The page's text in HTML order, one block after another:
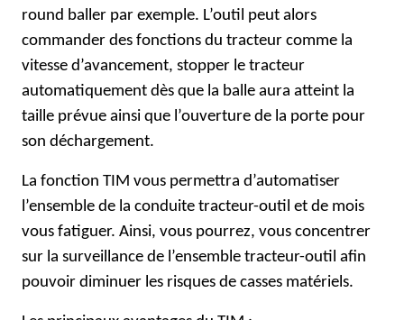
round baller par exemple. L’outil peut alors
commander des fonctions du tracteur comme la
vitesse d’avancement, stopper le tracteur
automatiquement dès que la balle aura atteint la
taille prévue ainsi que l’ouverture de la porte pour
son déchargement.
La fonction TIM vous permettra d’automatiser
l’ensemble de la conduite tracteur-outil et de mois
vous fatiguer. Ainsi, vous pourrez, vous concentrer
sur la surveillance de l’ensemble tracteur-outil afin
pouvoir diminuer les risques de casses matériels.